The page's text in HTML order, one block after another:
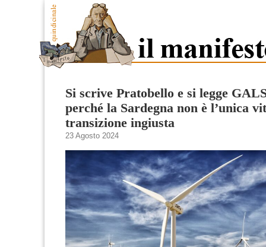
Si scrive Pratobello e si legge
perché la Sardegna non è l’unica
transizione ingiusta
23 Agosto 2024